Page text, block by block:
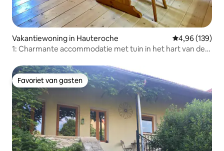
Vakantiewoning in Hauteroche Gemiddelde
4,96 (139)
1: Charmante accommodatie met tuin in het hart van de
Favoriet van gasten
Favoriet van gasten